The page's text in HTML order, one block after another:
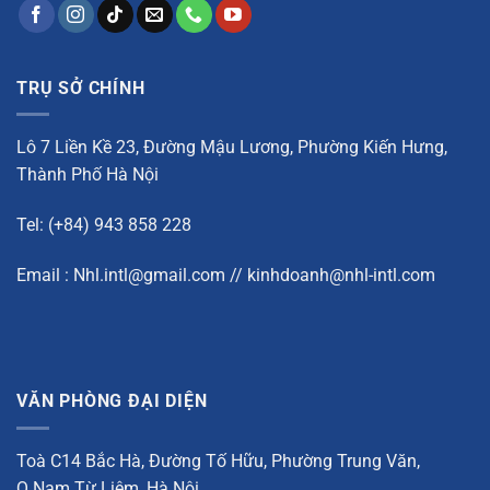
TRỤ SỞ CHÍNH
Lô 7 Liền Kề 23, Đường Mậu Lương, Phường Kiến Hưng,
Thành Phố Hà Nội
Tel: (+84) 943 858 228
Email : Nhl.intl@gmail.com // kinhdoanh@nhl-intl.com
VĂN PHÒNG ĐẠI DIỆN
Toà C14 Bắc Hà, Đường Tố Hữu, Phường Trung Văn,